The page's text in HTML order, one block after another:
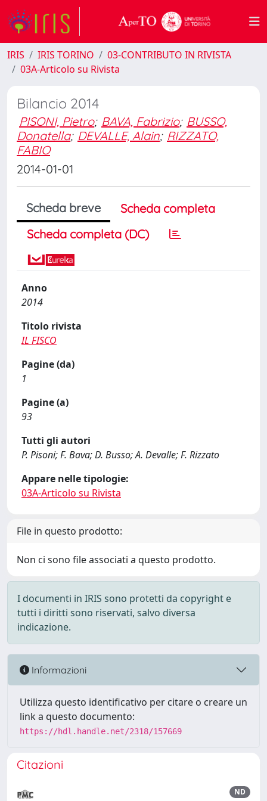
IRIS IRIS TORINO
03-CONTRIBUTO IN RIVISTA
03A-Articolo su Rivista
Bilancio 2014
PISONI, Pietro; BAVA, Fabrizio; BUSSO,
Donatella; DEVALLE, Alain; RIZZATO,
FABIO
2014-01-01
Scheda breve
Scheda completa
Scheda completa (DC)
Anno
2014
Titolo rivista
IL FISCO
Pagine (da)
1
Pagine (a)
93
Tutti gli autori
P. Pisoni; F. Bava; D. Busso; A. Devalle; F. Rizzato
Appare nelle tipologie:
03A-Articolo su Rivista
File in questo prodotto:
Non ci sono file associati a questo prodotto.
I documenti in IRIS sono protetti da copyright e
tutti i diritti sono riservati, salvo diversa
indicazione.
Informazioni
Utilizza questo identificativo per citare o creare un
link a questo documento:
https://hdl.handle.net/2318/157669
Citazioni
ND